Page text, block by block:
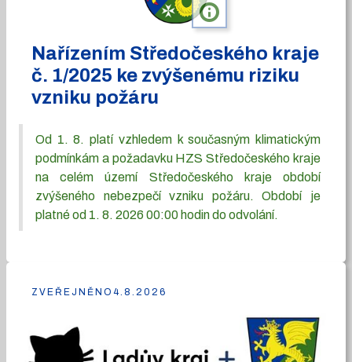
info
Nařízením Středočeského kraje
č. 1/2025 ke zvýšenému riziku
vzniku požáru
Od 1. 8. platí vzhledem k současným klimatickým
podmínkám a požadavku HZS Středočeského kraje
na celém území Středočeského kraje období
zvýšeného nebezpečí vzniku požáru. Období je
platné od 1. 8. 2026 00:00 hodin do odvolání.
ZVEŘEJNĚNO 4.8.2026